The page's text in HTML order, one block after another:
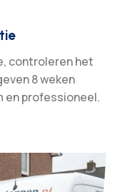
controleren het
8 weken
en professioneel.